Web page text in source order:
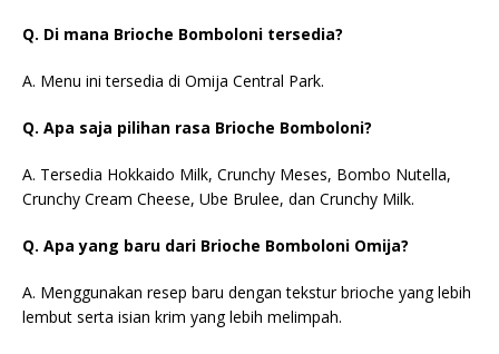
Q. Di mana Brioche Bomboloni tersedia?
A. Menu ini tersedia di Omija Central Park.
Q. Apa saja pilihan rasa Brioche Bomboloni?
A. Tersedia Hokkaido Milk, Crunchy Meses, Bombo Nutella,
Crunchy Cream Cheese, Ube Brulee, dan Crunchy Milk.
Q. Apa yang baru dari Brioche Bomboloni Omija?
A. Menggunakan resep baru dengan tekstur brioche yang lebih
lembut serta isian krim yang lebih melimpah.